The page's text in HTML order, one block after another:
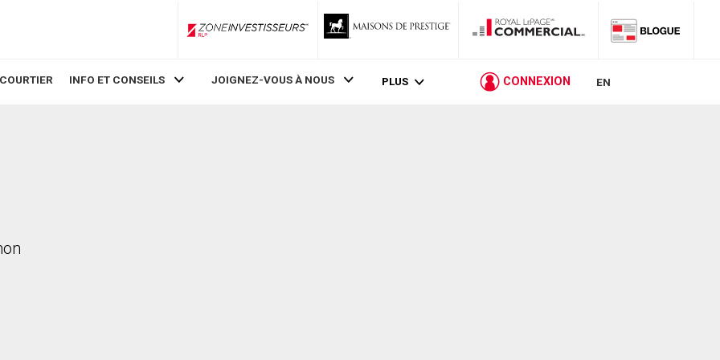
ZoneInvestisseurs RLP
INFO ET CONSEILS JOIGNEZ-VOUS À NOUS PLUS CONNEXION EN